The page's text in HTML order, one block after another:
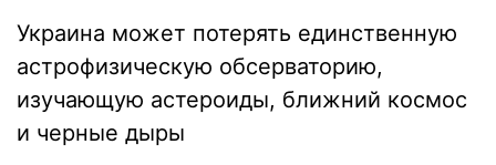
Украина может потерять единственную
астрофизическую обсерваторию,
изучающую астероиды, ближний космос
и черные дыры